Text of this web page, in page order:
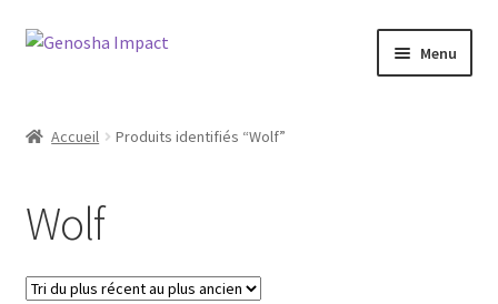
Aller
navigation
Aller
Menu
Checkout
My account
Accueil Produits identifiés “Wolf”
Wolf